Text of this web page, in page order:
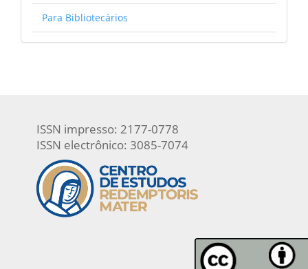
Para Bibliotecários
ISSN impresso: 2177-0778
ISSN electrônico: 3085-7074